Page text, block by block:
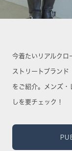
今着たいリアルクロ
ストリートブラン
をご紹介。 メンズ・
しを要チェック！